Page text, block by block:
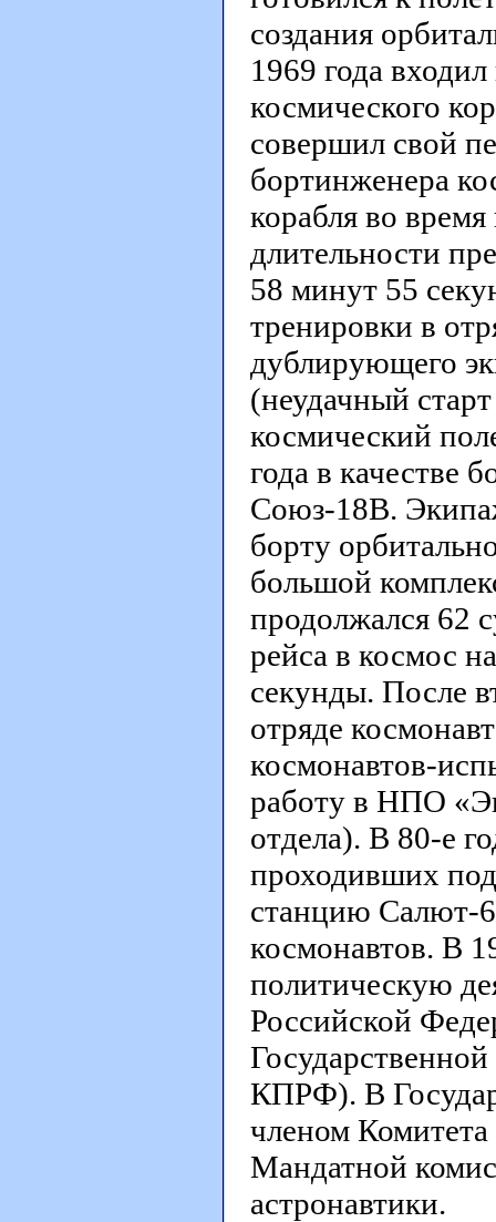
создания
1969 года
космического
совершил свой
бортинженера
корабля во
длительности
58 минут 55
тренировки в
дублирующего
(неудачный
космический
года в качестве
Союз-18В.
борту
большой
продолжался 62
рейса в космос
секунды. После
отряде
космонавтов-
работу в НПО
отдела). В 80-е
проходивших
станцию Салют-
космонавтов. В
политическую
Российской
КПРФ). В
членом
Мандатной
астронавтики.